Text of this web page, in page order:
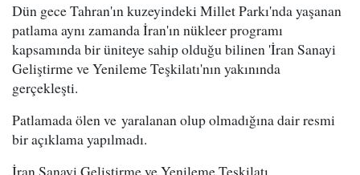
Dün gece Tahran'ın kuzeyindeki Millet Parkı'nda yaşanan
patlama aynı zamanda İran'ın nükleer programı
kapsamında bir üniteye sahip olduğu bilinen 'İran Sanayi
Geliştirme ve Yenileme Teşkilatı'nın yakınında
gerçekleşti.
Patlamada ölen ve yaralanan olup olmadığına dair resmi
bir açıklama yapılmadı.
İran Sanayi Geliştirme ve Yenileme Teşkilatı